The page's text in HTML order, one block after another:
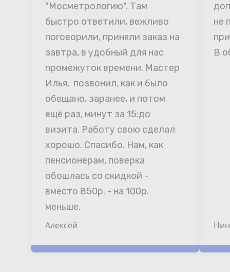
"Мосметрологию". Там
быстро ответили, вежливо
поговорили, приняли заказ на
завтра, в удобный для нас
промежуток времени. Мастер
Илья,  позвонил, как и было
обещано, заранее, и потом
ещё раз, минут за 15:до
визита. Работу свою сделал
хорошо. Спасибо. Нам, как
пенсионерам, поверка
обошлась со скидкой -
вместо 850р. - на 100р.
меньше.
Алексей
не
В